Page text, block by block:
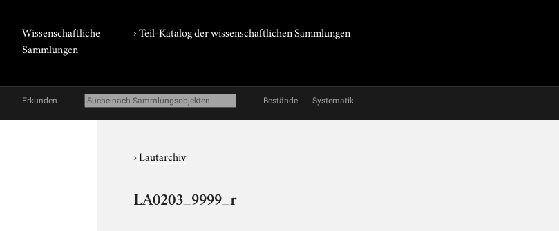
Wissenschaftliche
Sammlungen
› Teil-Katalog der wissenschaftlichen Sammlungen
Erkunden Bestände Systematik
›Lautarchiv
LA0203_9999_r